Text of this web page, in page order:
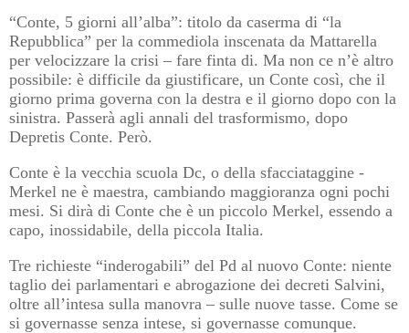
“Conte, 5 giorni all’alba”: titolo da caserma di “la
Repubblica” per la commediola inscenata da Mattarella
per velocizzare la crisi – fare finta di. Ma non ce n’è altro
possibile: è difficile da giustificare, un Conte così, che il
giorno prima governa con la destra e il giorno dopo con la
sinistra. Passerà agli annali del trasformismo, dopo
Depretis Conte. Però.
Conte è la vecchia scuola Dc, o della sfacciataggine -
Merkel ne è maestra, cambiando maggioranza ogni pochi
mesi. Si dirà di Conte che è un piccolo Merkel, essendo a
capo, inossidabile, della piccola Italia.
Tre richieste “inderogabili” del Pd al nuovo Conte: niente
taglio dei parlamentari e abrogazione dei decreti Salvini,
oltre all’intesa sulla manovra – sulle nuove tasse. Come se
si governasse senza intese, si governasse comunque.